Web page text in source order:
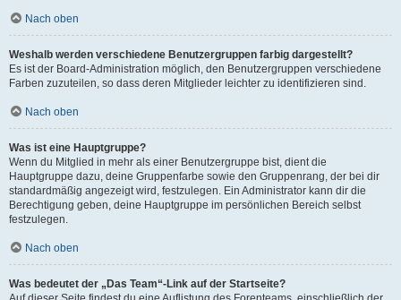
Nach oben
Weshalb werden verschiedene Benutzergruppen farbig dargestellt?
Es ist der Board-Administration möglich, den Benutzergruppen verschiedene
Farben zuzuteilen, so dass deren Mitglieder leichter zu identifizieren sind.
Nach oben
Was ist eine Hauptgruppe?
Wenn du Mitglied in mehr als einer Benutzergruppe bist, dient die
Hauptgruppe dazu, deine Gruppenfarbe sowie den Gruppenrang, der bei dir
standardmäßig angezeigt wird, festzulegen. Ein Administrator kann dir die
Berechtigung geben, deine Hauptgruppe im persönlichen Bereich selbst
festzulegen.
Nach oben
Was bedeutet der „Das Team“-Link auf der Startseite?